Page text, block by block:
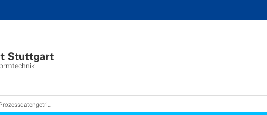
Modellierung zur Robustifizierung von Scherschneid-Kragenzieh-Prozessen mittels effektiver Werkzeugwirkflächengestaltung unter Berücksichtigung der Kantenrisssensitivität